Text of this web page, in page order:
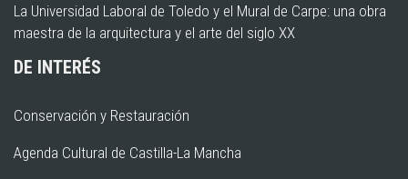
La Universidad Laboral de Toledo y el Mural de Carpe: una obra
maestra de la arquitectura y el arte del siglo XX
DE INTERÉS
Conservación y Restauración
Agenda Cultural de Castilla-La Mancha